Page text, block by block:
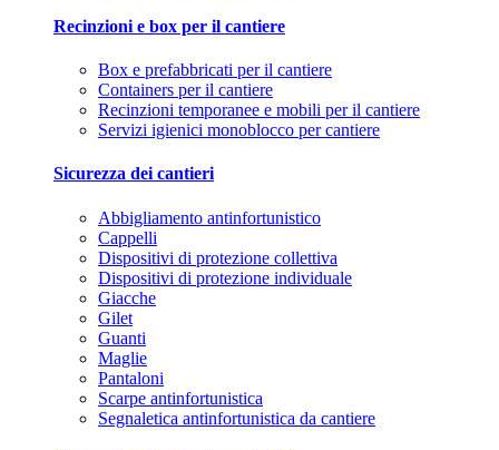
Recinzioni e box per il cantiere
Box e prefabbricati per il cantiere
Containers per il cantiere
Recinzioni temporanee e mobili per il cantiere
Servizi igienici monoblocco per cantiere
Sicurezza dei cantieri
Abbigliamento antinfortunistico
Cappelli
Dispositivi di protezione collettiva
Dispositivi di protezione individuale
Giacche
Gilet
Guanti
Maglie
Pantaloni
Scarpe antinfortunistica
Segnaletica antinfortunistica da cantiere